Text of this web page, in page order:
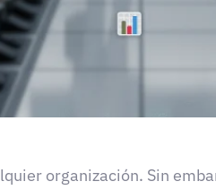
organización. Sin